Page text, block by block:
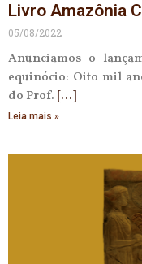
Livro Amazônia
05/08/2022
Anunciamos o
equinócio: Oito mil
do Prof.
Leia mais »